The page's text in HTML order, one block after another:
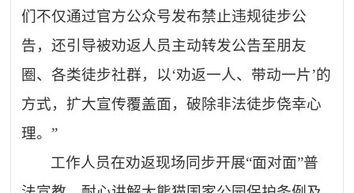
们不仅通过官方公众号发布禁止违规徒步公
告，还引导被劝返人员主动转发公告至朋友
圈、各类徒步社群，以‘劝返一人、带动一片’的
方式，扩大宣传覆盖面，破除非法徒步侥幸心
理。”
工作人员在劝返现场同步开展“面对面”普